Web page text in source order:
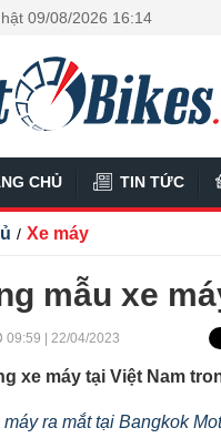
09/08/2026 16:14
CHỦ TIN TỨC
/ Xe máy
mẫu xe
09:59 | 22/04/2023
xe máy tại Việt Nam
máy ra mắt tại Bangkok